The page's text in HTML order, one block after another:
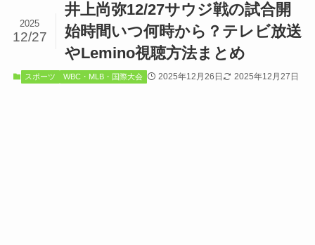
井上尚弥12/27サウジ戦の試合開
始時間いつ何時から？テレビ放送
やLemino視聴方法まとめ
2025
12/27
スポーツ WBC・MLB・国際大会 2025年12月26日 2025年12月27日